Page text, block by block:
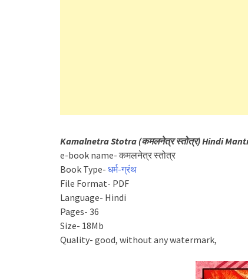
Kamalnetra Stotra (कमलनेत्र स्तोत्र) Hindi
e-book name- कमलनेत्र स्तोत्र
Book Type- धर्म-ग्रंथ
File Format- PDF
Language- Hindi
Pages- 36
Size- 18Mb
Quality- good, without any watermark,